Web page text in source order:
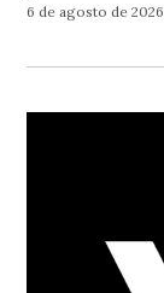
6 de agosto de 2026